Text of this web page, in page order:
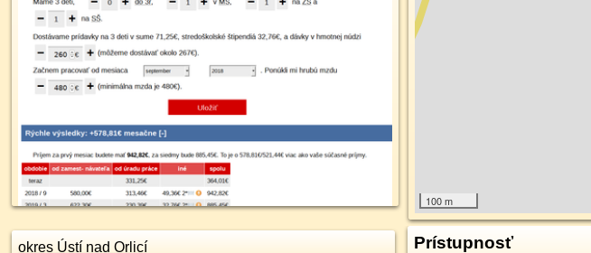
100 m
okres Ústí nad Orlicí Prístupnosť